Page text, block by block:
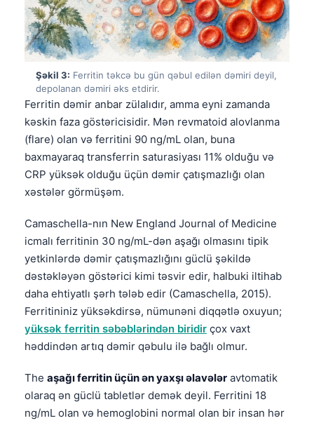
Şəkil 3: Ferritin təkcə bu gün qəbul edilən dəmiri deyil,
depolanan dəmiri əks etdirir.
Ferritin dəmir anbar zülalıdır, amma eyni zamanda
kəskin faza göstəricisidir. Mən revmatoid alovlanma
(flare) olan və ferritini 90 ng/mL olan, buna
baxmayaraq transferrin saturasiyası 11% olduğu və
CRP yüksək olduğu üçün dəmir çatışmazlığı olan
xəstələr görmüşəm.
Camaschella-nın New England Journal of Medicine
icmalı ferritinin 30 ng/mL-dən aşağı olmasını tipik
yetkinlərdə dəmir çatışmazlığını güclü şəkildə
dəstəkləyən göstərici kimi təsvir edir, halbuki iltihab
daha ehtiyatlı şərh tələb edir (Camaschella, 2015).
Ferritininiz yüksəkdirsə, nümunəni diqqətlə oxuyun;
yüksək ferritin səbəblərindən biridir çox vaxt
həddindən artıq dəmir qəbulu ilə bağlı olmur.
The aşağı ferritin üçün ən yaxşı əlavələr avtomatik
olaraq ən güclü tabletlər demək deyil. Ferritini 18
ng/mL olan və hemoglobini normal olan bir insan hər